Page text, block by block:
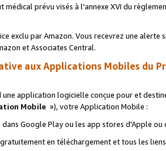
médical prévu visés à l'annexe XVI du
exclu par Amazon. Vous recevrez une alerte
et Associates Central.
aux Applications Mobiles du
application logicielle conçue pour et
Mobile »), votre Application Mobile :
Google Play ou les app stores d'Apple ou
en téléchargement et tous les